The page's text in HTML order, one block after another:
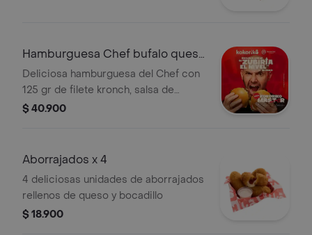
Hamburguesa Chef bufalo queso
azul Kombo
Deliciosa hamburguesa del Chef con
125 gr de filete kronch, salsa de
queso azul, vegetales frescos,
$ 40.900
Aborrajados x 4
4 deliciosas unidades de aborrajados
rellenos de queso y bocadillo
$ 18.900